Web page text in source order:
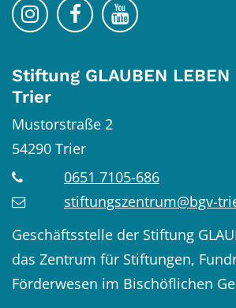
Bistum Trier auf
Bistum Trier auf
Bistum Trier
Stiftung GLAUBEN
Trier
Mustorstraße 2
54290 Trier
0651 7105-686
stiftungszentrum@bgv-
Geschäftsstelle der Stiftung
das Zentrum für Stiftungen,
Förderwesen im Bischöflichen